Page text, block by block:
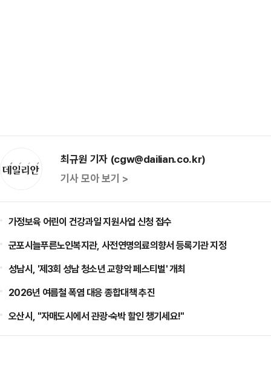
최규원 기자 (cgw@dailian.co.kr)
기사 모아 보기 >
가정보육 어린이 건강과일 지원사업 신청 접수
군포시늘푸른노인복지관, 사전연명의료의향서 등록기관 지정
성남시, '제3회 성남 청소년 교향악 페스티벌' 개최
2026년 여름철 폭염 대응 종합대책 추진
오산시, "자매도시에서 관광·숙박 할인 챙기세요!"